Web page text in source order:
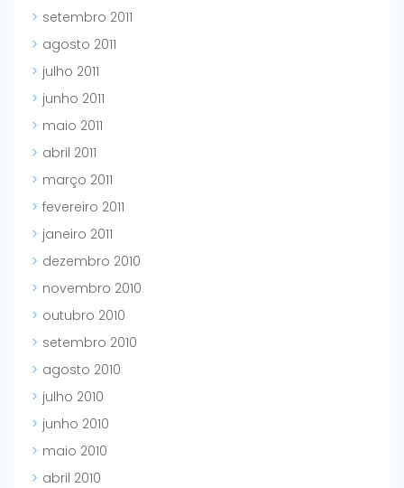
setembro 2011
agosto 2011
julho 2011
junho 2011
maio 2011
abril 2011
março 2011
fevereiro 2011
janeiro 2011
dezembro 2010
novembro 2010
outubro 2010
setembro 2010
agosto 2010
julho 2010
junho 2010
maio 2010
abril 2010